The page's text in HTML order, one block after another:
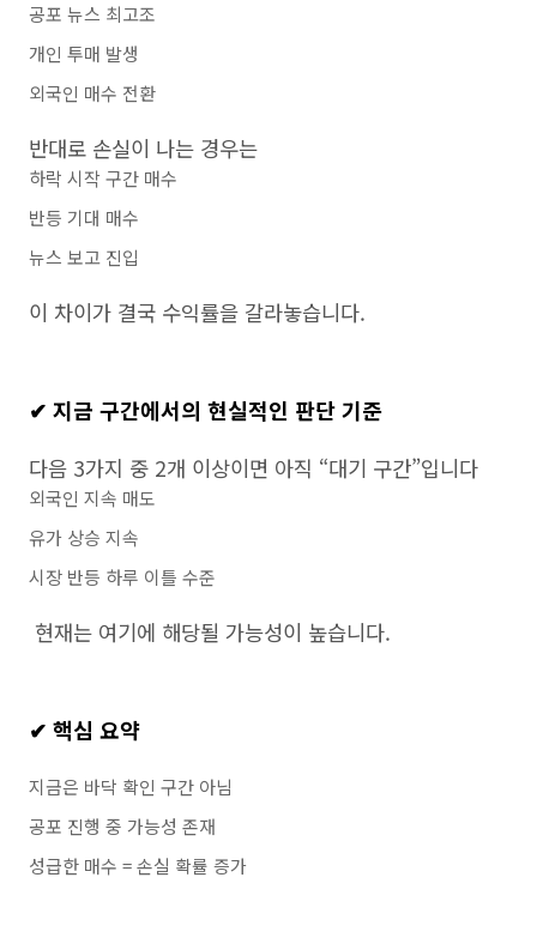
공포 뉴스 최고조
개인 투매 발생
외국인 매수 전환
반대로 손실이 나는 경우는
하락 시작 구간 매수
반등 기대 매수
뉴스 보고 진입
이 차이가 결국 수익률을 갈라놓습니다.
✔ 지금 구간에서의 현실적인 판단 기준
다음 3가지 중 2개 이상이면 아직 “대기 구간”입니다
외국인 지속 매도
유가 상승 지속
시장 반등 하루 이틀 수준
현재는 여기에 해당될 가능성이 높습니다.
✔ 핵심 요약
지금은 바닥 확인 구간 아님
공포 진행 중 가능성 존재
성급한 매수 = 손실 확률 증가